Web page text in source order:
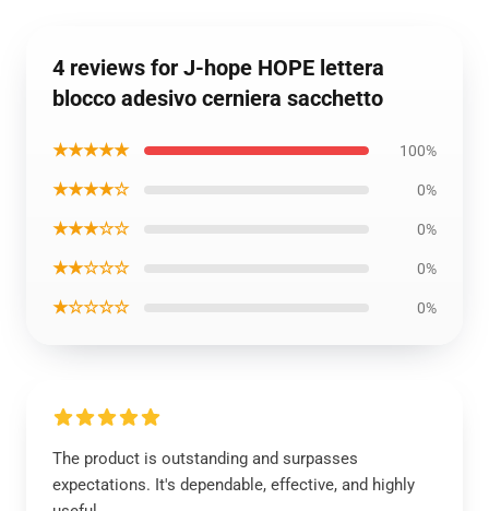
4 reviews for J-hope HOPE lettera
blocco adesivo cerniera sacchetto
★★★★★ 100%
★★★★☆ 0%
★★★☆☆ 0%
★★☆☆☆ 0%
★☆☆☆☆ 0%
The product is outstanding and surpasses
expectations. It's dependable, effective, and highly